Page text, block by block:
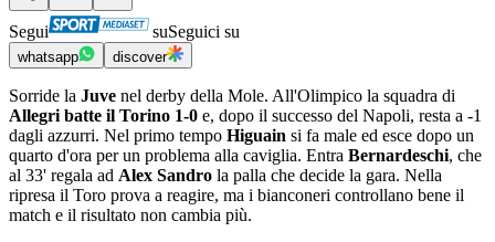
Segui suSeguici su
whatsapp discover
Sorride la Juve nel derby della Mole. All'Olimpico la squadra di
Allegri batte il Torino 1-0 e, dopo il successo del Napoli, resta a -1
dagli azzurri. Nel primo tempo Higuain si fa male ed esce dopo un
quarto d'ora per un problema alla caviglia. Entra Bernardeschi, che
al 33' regala ad Alex Sandro la palla che decide la gara. Nella
ripresa il Toro prova a reagire, ma i bianconeri controllano bene il
match e il risultato non cambia più.